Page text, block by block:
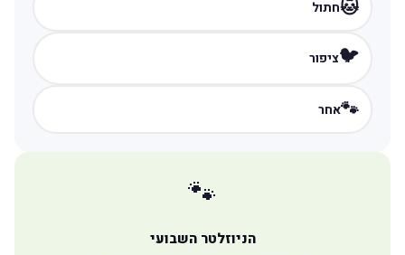
🐱חתול
🐦ציפור
🐾אחר
🐾
הניוזלטר השבועי